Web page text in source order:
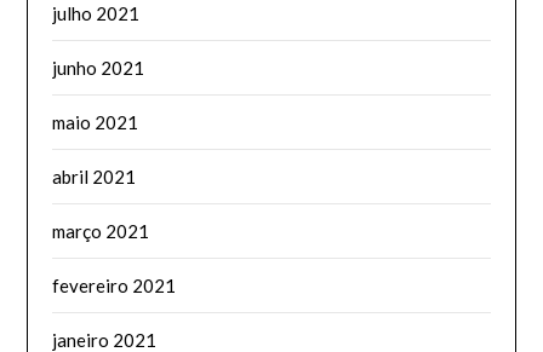
julho 2021
junho 2021
maio 2021
abril 2021
março 2021
fevereiro 2021
janeiro 2021